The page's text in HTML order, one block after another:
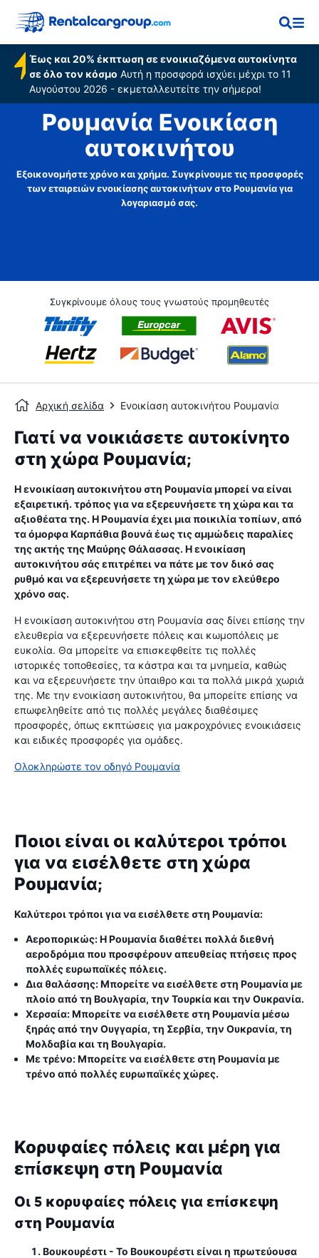
Έως και 20% έκπτωση σε ενοικιαζόμενα αυτοκίνητα
σε όλο τον κόσμο Αυτή η προσφορά ισχύει μέχρι το 11
Αυγούστου 2026 - εκμεταλλευτείτε την σήμερα!
Ρουμανία Ενοικίαση
αυτοκινήτου
Εξοικονομήστε χρόνο και χρήμα. Συγκρίνουμε τις προσφορές
των εταιρειών ενοικίασης αυτοκινήτων στο Ρουμανία για
λογαριασμό σας.
Συγκρίνουμε όλους τους γνωστούς προμηθευτές
Αρχική σελίδα Ενοικίαση αυτοκινήτου Ρουμανία
Γιατί να νοικιάσετε αυτοκίνητο
στη χώρα Ρουμανία;
Η ενοικίαση αυτοκινήτου στη Ρουμανία μπορεί να είναι
εξαιρετική. τρόπος για να εξερευνήσετε τη χώρα και τα
αξιοθέατα της. Η Ρουμανία έχει μια ποικιλία τοπίων, από
τα όμορφα Καρπάθια βουνά έως τις αμμώδεις παραλίες
της ακτής της Μαύρης Θάλασσας. Η ενοικίαση
αυτοκινήτου σάς επιτρέπει να πάτε με τον δικό σας
ρυθμό και να εξερευνήσετε τη χώρα με τον ελεύθερο
χρόνο σας.
Η ενοικίαση αυτοκινήτου στη Ρουμανία σας δίνει επίσης την
ελευθερία να εξερευνήσετε πόλεις και κωμοπόλεις με
ευκολία. Θα μπορείτε να επισκεφθείτε τις πολλές
ιστορικές τοποθεσίες, τα κάστρα και τα μνημεία, καθώς
και να εξερευνήσετε την ύπαιθρο και τα πολλά μικρά χωριά
της. Με την ενοικίαση αυτοκινήτου, θα μπορείτε επίσης να
επωφεληθείτε από τις πολλές μεγάλες διαθέσιμες
προσφορές, όπως εκπτώσεις για μακροχρόνιες ενοικιάσεις
και ειδικές προσφορές για ομάδες.
Ολοκληρώστε τον οδηγό Ρουμανία
Ποιοι είναι οι καλύτεροι τρόποι
για να εισέλθετε στη χώρα
Ρουμανία;
Καλύτεροι τρόποι για να εισέλθετε στη Ρουμανία:
Αεροπορικώς: Η Ρουμανία διαθέτει πολλά διεθνή
αεροδρόμια που προσφέρουν απευθείας πτήσεις προς
πολλές ευρωπαϊκές πόλεις.
Δια θαλάσσης: Μπορείτε να εισέλθετε στη Ρουμανία με
πλοίο από τη Βουλγαρία, την Τουρκία και την Ουκρανία.
Χερσαία: Μπορείτε να εισέλθετε στη Ρουμανία μέσω
ξηράς από την Ουγγαρία, τη Σερβία, την Ουκρανία, τη
Μολδαβία και τη Βουλγαρία.
Με τρένο: Μπορείτε να εισέλθετε στη Ρουμανία με
τρένο από πολλές ευρωπαϊκές χώρες.
Κορυφαίες πόλεις και μέρη για
επίσκεψη στη Ρουμανία
Οι 5 κορυφαίες πόλεις για επίσκεψη
στη Ρουμανία
Βουκουρέστι - Το Βουκουρέστι είναι η πρωτεύουσα